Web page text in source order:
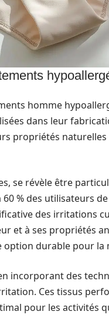
homme
dans leur
propriétés
se révèle être
% des utilisateurs
des irritations
et à ses propriétés
option durable pour la
incorporant des
Ces tissus
pour les activités